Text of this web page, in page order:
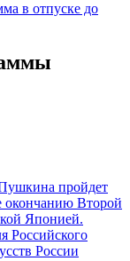
в отпуске до
пройдет
окончанию Второй
Японией.
Российского
России